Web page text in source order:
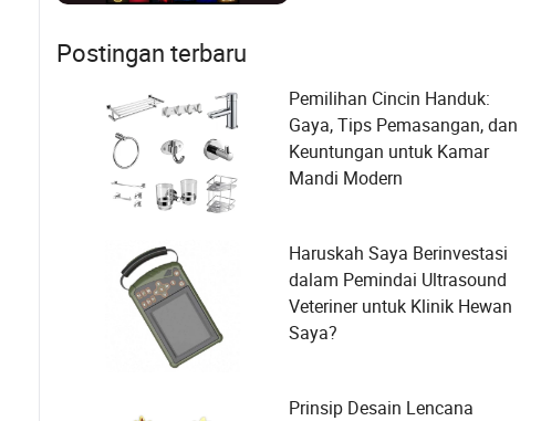
Postingan terbaru
Pemilihan Cincin Handuk:
Gaya, Tips Pemasangan, dan
Keuntungan untuk Kamar
Mandi Modern
Haruskah Saya Berinvestasi
dalam Pemindai Ultrasound
Veteriner untuk Klinik Hewan
Saya?
Prinsip Desain Lencana